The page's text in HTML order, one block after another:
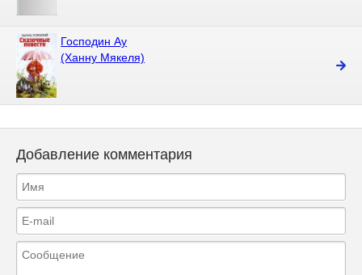
Господин Ау
(Ханну Мякеля)
Добавление комментария